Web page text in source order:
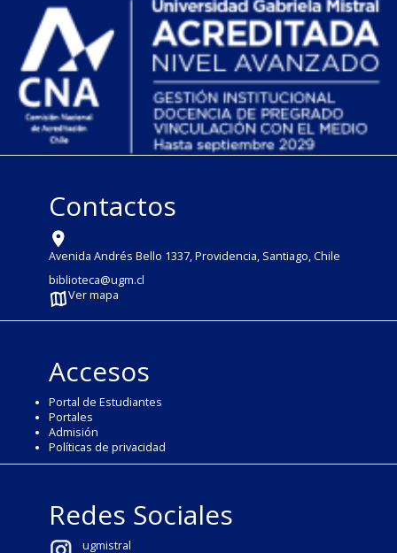
Contactos
Avenida Andrés Bello 1337, Providencia, Santiago, Chile
biblioteca@ugm.cl
Ver mapa
Accesos
Portal de Estudiantes
Portales
Admisión
Políticas de privacidad
Redes Sociales
ugmistral